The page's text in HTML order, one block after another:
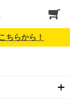
ちらから！